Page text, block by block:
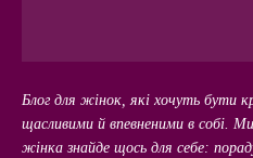
Блог для жінок, які хочуть бути
щасливими й впевненими в собі.
жінка знайде щось для себе: